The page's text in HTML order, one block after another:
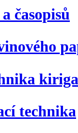
časopisů
technika